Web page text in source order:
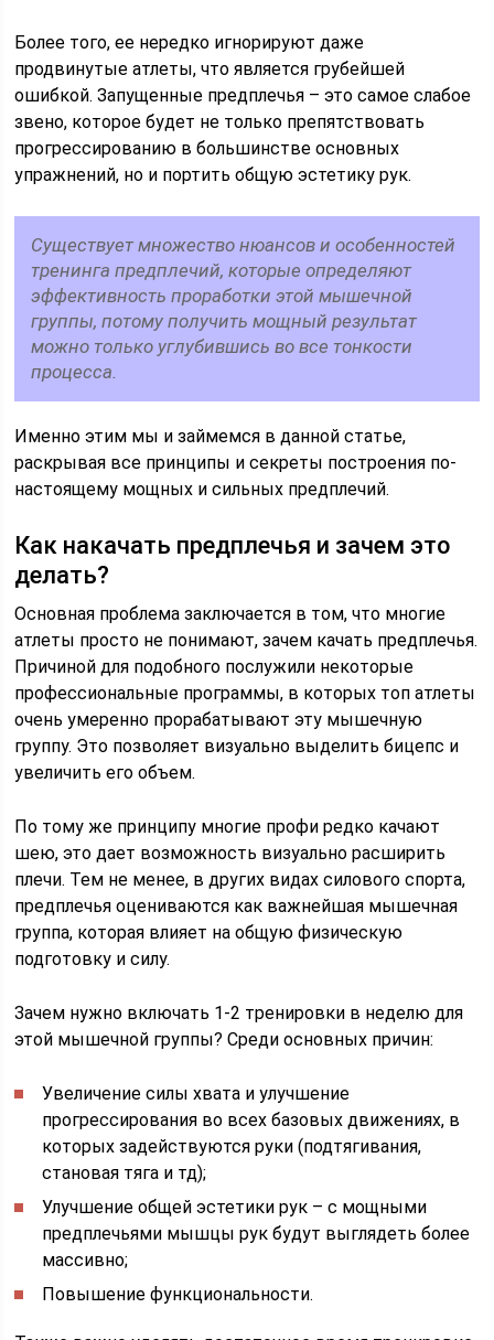
Более того, ее нередко игнорируют даже
продвинутые атлеты, что является грубейшей
ошибкой. Запущенные предплечья – это самое слабое
звено, которое будет не только препятствовать
прогрессированию в большинстве основных
упражнений, но и портить общую эстетику рук.
Существует множество нюансов и особенностей
тренинга предплечий, которые определяют
эффективность проработки этой мышечной
группы, потому получить мощный результат
можно только углубившись во все тонкости
процесса.
Именно этим мы и займемся в данной статье,
раскрывая все принципы и секреты построения по-
настоящему мощных и сильных предплечий.
Как накачать предплечья и зачем это
делать?
Основная проблема заключается в том, что многие
атлеты просто не понимают, зачем качать предплечья.
Причиной для подобного послужили некоторые
профессиональные программы, в которых топ атлеты
очень умеренно прорабатывают эту мышечную
группу. Это позволяет визуально выделить бицепс и
увеличить его объем.
По тому же принципу многие профи редко качают
шею, это дает возможность визуально расширить
плечи. Тем не менее, в других видах силового спорта,
предплечья оцениваются как важнейшая мышечная
группа, которая влияет на общую физическую
подготовку и силу.
Зачем нужно включать 1-2 тренировки в неделю для
этой мышечной группы? Среди основных причин:
Увеличение силы хвата и улучшение
прогрессирования во всех базовых движениях, в
которых задействуются руки (подтягивания,
становая тяга и тд);
Улучшение общей эстетики рук – с мощными
предплечьями мышцы рук будут выглядеть более
массивно;
Повышение функциональности.